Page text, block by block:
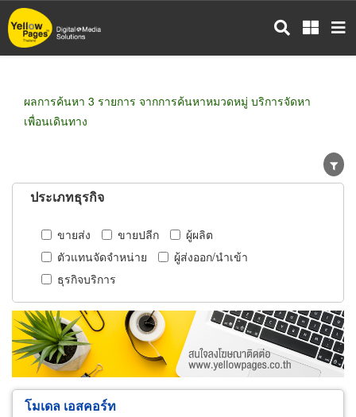
ข้าม
ไป
ผลการค้นหา 3 รายการ จากการค้นหาหมวดหมู่ บริการจัดหา
เพื่อนเดินทาง
ประเภทธุรกิจ
ขายส่ง ขายปลีก
ผู้ผลิต
ตัวแทนจัดจำหน่าย
ผู้ส่งออก/นำเข้า
ธุรกิจบริการ
โมเดล เอสคอร์ท